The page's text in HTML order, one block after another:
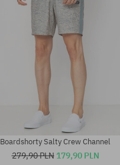
Boardshorty Salty Crew Channel
279,90 PLN 179,90 PLN